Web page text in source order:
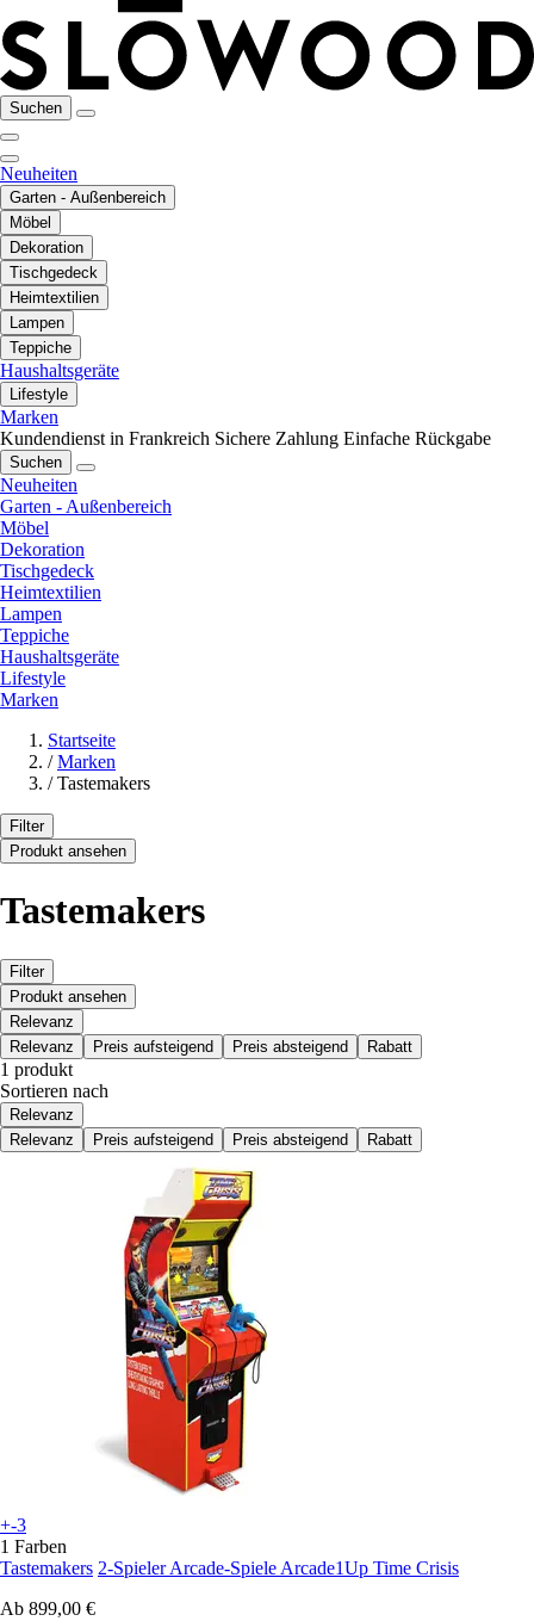
Suchen
Neuheiten
Garten - Außenbereich
Möbel
Dekoration
Tischgedeck
Heimtextilien
Lampen
Teppiche
Haushaltsgeräte
Lifestyle
Marken
Kundendienst in Frankreich Sichere Zahlung Einfache Rückgabe
Suchen
Neuheiten
Garten - Außenbereich
Möbel
Dekoration
Tischgedeck
Heimtextilien
Lampen
Teppiche
Haushaltsgeräte
Lifestyle
Marken
Startseite
/ Marken
/ Tastemakers
Filter
Produkt ansehen
Tastemakers
Filter
Produkt ansehen
Relevanz
Relevanz
Preis aufsteigend Preis absteigend Rabatt
1 produkt
Sortieren nach
Relevanz
Relevanz
Preis aufsteigend Preis absteigend Rabatt
+-3
1 Farben
Tastemakers 2-Spieler Arcade-Spiele Arcade1Up Time Crisis
Ab 899,00 €